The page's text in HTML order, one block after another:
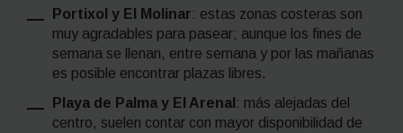
Portixol y El Molinar: estas zonas costeras son
muy agradables para pasear; aunque los fines de
semana se llenan, entre semana y por las mañanas
es posible encontrar plazas libres.
Playa de Palma y El Arenal : más alejadas del
centro, suelen contar con mayor disponibilidad de